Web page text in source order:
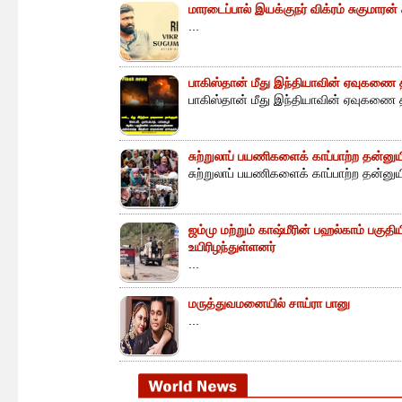
மாரடைப்பால் இயக்குநர் விக்ரம்
பாகிஸ்தான் மீது இந்தியாவின்
பாகிஸ்தான் மீது இந்தியாவின்
சுற்றுலாப் பயணிகளைக் காப்பாற்ற
சுற்றுலாப் பயணிகளைக் காப்பாற்ற
ஜம்மு மற்றும் காஷ்மீரின் பஹல்காம்
உயிரிழந்துள்ளனர்
மருத்துவமனையில் சாய்ரா பானு